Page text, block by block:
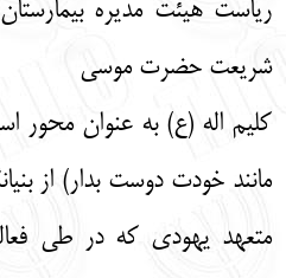
ریاست هیئت مدیره
شریعت حضرت موسی
کلیم اله (ع) به عنوان محور
مانند خودت دوست بدار) از